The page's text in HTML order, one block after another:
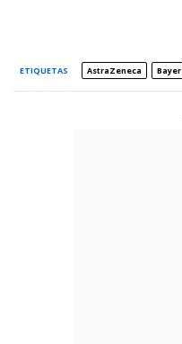
ETIQUETAS AstraZeneca Bayer